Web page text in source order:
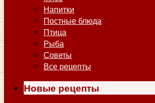
Напитки
Постные блюда
Птица
Рыба
Советы
Все рецепты
Новые рецепты